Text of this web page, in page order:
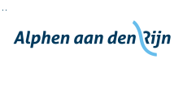
Ga naar de inhoud van deze pagina